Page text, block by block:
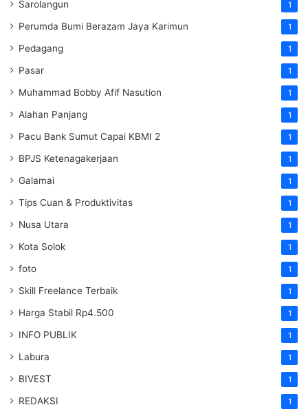
Sarolangun 1
Perumda Bumi Berazam Jaya Karimun 1
Pedagang 1
Pasar 1
Muhammad Bobby Afif Nasution 1
Alahan Panjang 1
Pacu Bank Sumut Capai KBMI 2 1
BPJS Ketenagakerjaan 1
Galamai 1
Tips Cuan & Produktivitas 1
Nusa Utara 1
Kota Solok 1
foto 1
Skill Freelance Terbaik 1
Harga Stabil Rp4.500 1
INFO PUBLIK 1
Labura 1
BIVEST 1
REDAKSI 1